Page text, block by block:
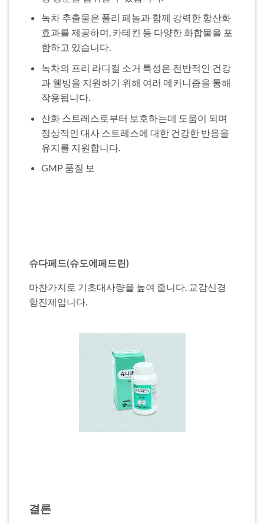
녹차 추출물은 폴리 페놀과 함께 강력한 항산화
효과를 제공하며, 카테킨 등 다양한 화합물을 포
함하고 있습니다.
녹차의 프리 라디컬 소거 특성은 전반적인 건강
과 웰빙을 지원하기 위해 여러 메커니즘을 통해
작용됩니다.
산화 스트레스로부터 보호하는데 도움이 되며
정상적인 대사 스트레스에 대한 건강한 반응을
유지를 지원합니다.
GMP 품질 보
슈다페드(슈도에페드린)
마찬가지로 기초대사량을 높여 줍니다. 교감신경
항진제입니다.
결론